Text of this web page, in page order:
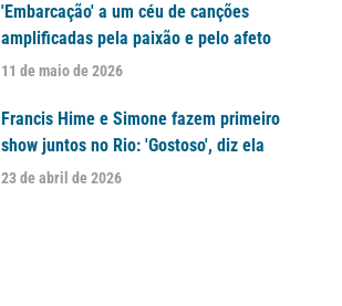
'Embarcação' a um céu de canções
amplificadas pela paixão e pelo afeto
11 de maio de 2026
Francis Hime e Simone fazem primeiro
show juntos no Rio: 'Gostoso', diz ela
23 de abril de 2026